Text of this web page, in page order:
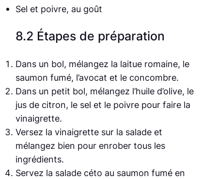
Sel et poivre, au goût
8.2 Étapes de préparation
Dans un bol, mélangez la laitue romaine, le
saumon fumé, l’avocat et le concombre.
Dans un petit bol, mélangez l’huile d’olive, le
jus de citron, le sel et le poivre pour faire la
vinaigrette.
Versez la vinaigrette sur la salade et
mélangez bien pour enrober tous les
ingrédients.
Servez la salade céto au saumon fumé en